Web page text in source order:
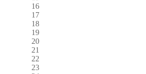
16
17
18
19
20
21
22
23